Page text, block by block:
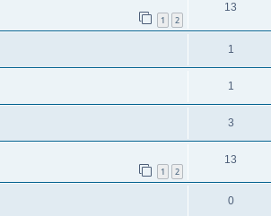
1 2
13
1
1
3
1 2
13
0